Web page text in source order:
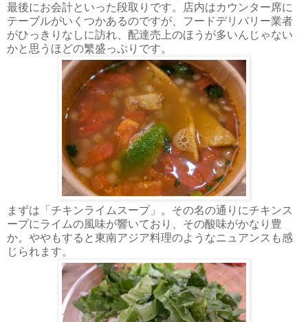
最後にお会計といった段取りです。店内はカウンター席に
テーブルがいくつかあるのですが、フードデリバリー業者
がひっきりなしに訪れ、配達売上のほうが多いんじゃない
かと思うほどの繁盛っぷりです。
まずは「チキンライムスープ」。その名の通りにチキンス
ープにライムの風味が響いており、その酸味がかなり豊
か。ややもすると東南アジア料理のようなニュアンスも感
じられます。